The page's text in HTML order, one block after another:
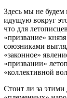
Здесь мы не
идущую вокруг
что для
«призвание»
союзниками
«законное»
«призвании»
«коллективной
Стоит ли за этими